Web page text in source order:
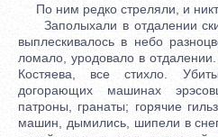
По ним редко стреляли, и
Заполыхали в отдалении
выплескивалось в небо
ломало, уродовало в
Костяева, все стихло.
догорающих машинах
патроны, гранаты; горячие
машин, дымились, шипели в